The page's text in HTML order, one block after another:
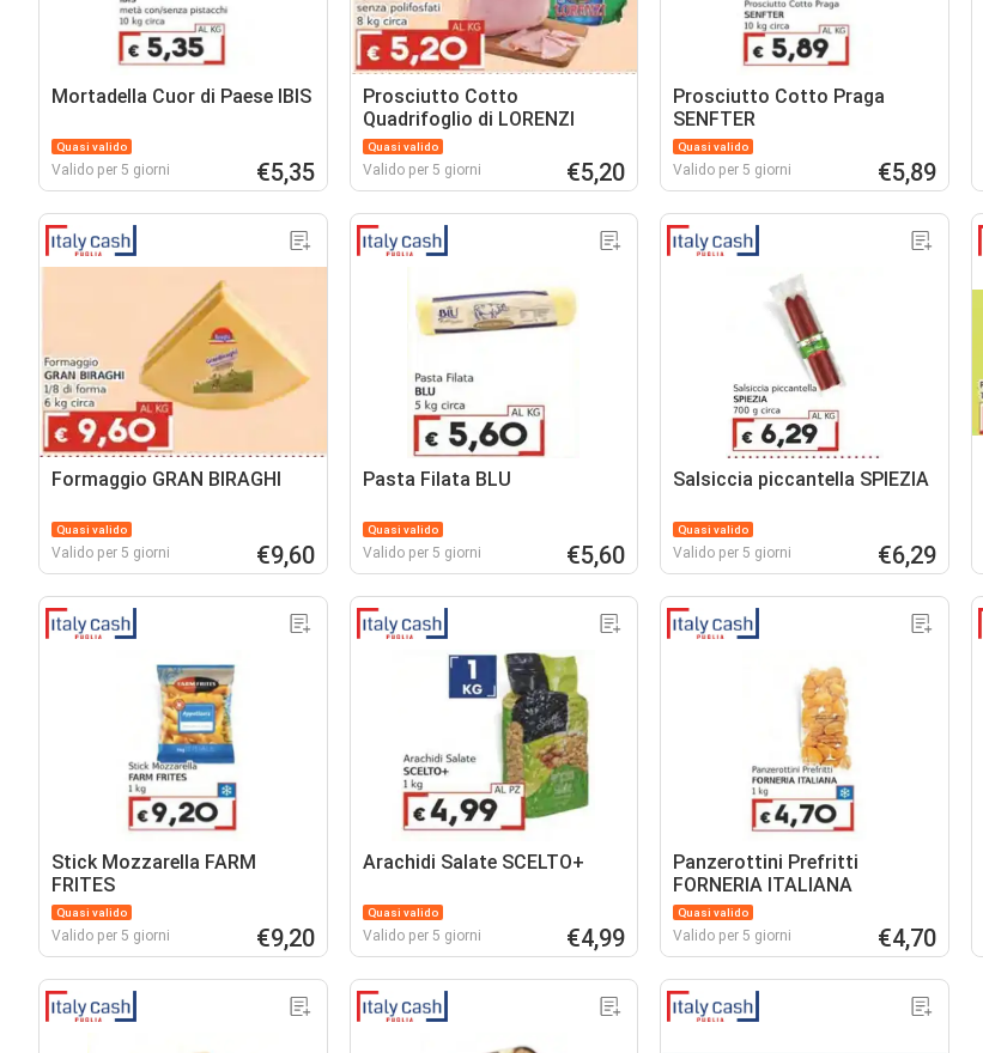
Mortadella Cuor di Paese IBIS
Quasi valido
Valido per 5 giorni €5,35
Prosciutto Cotto
Quadrifoglio di LORENZI
Quasi valido
Valido per 5 giorni €5,20
Prosciutto Cotto Praga
SENFTER
Quasi valido
Valido per 5 giorni €5,89
Formaggio GRAN BIRAGHI
Quasi valido
Valido per 5 giorni €9,60
Pasta Filata BLU
Quasi valido
Valido per 5 giorni €5,60
Salsiccia piccantella SPIEZIA
Quasi valido
Valido per 5 giorni €6,29
Stick Mozzarella FARM
FRITES
Quasi valido
Valido per 5 giorni €9,20
Arachidi Salate SCELTO+
Quasi valido
Valido per 5 giorni €4,99
Panzerottini Prefritti
FORNERIA ITALIANA
Quasi valido
Valido per 5 giorni €4,70